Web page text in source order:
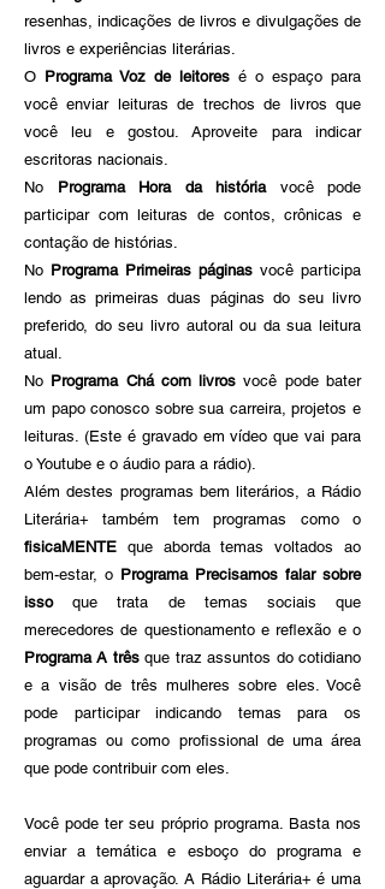
resenhas, indicações de livros e divulgações de
livros e experiências literárias.
O Programa Voz de leitores é o espaço para
você enviar leituras de trechos de livros que
você leu e gostou. Aproveite para indicar
escritoras nacionais.
No Programa Hora da históriavocê pode
participar com leituras de contos, crônicas e
contação de histórias.
No Programa Primeiras páginas você participa
lendo as primeiras duas páginas do seu livro
preferido, do seu livro autoral ou da sua leitura
atual.
No Programa Chá com livros você pode bater
um papo conosco sobre sua carreira, projetos e
leituras. (Este é gravado em vídeo que vai para
o Youtube e o áudio para a rádio).
Além destes programas bem literários, a Rádio
Literária+ também tem programas como o
fisicaMENTE que aborda temas voltados ao
bem-estar, o Programa Precisamos falar sobre
issoque trata de temas sociais que
merecedores de questionamento e reflexão e o
Programa A trêsque traz assuntos do cotidiano
e a visão de três mulheres sobre eles. Você
pode participar indicando temas para os
programas ou como profissional de uma área
que pode contribuir com eles.
Você pode ter seu próprio programa. Basta nos
enviar a temática e esboço do programa e
aguardar a aprovação. A Rádio Literária+ é uma